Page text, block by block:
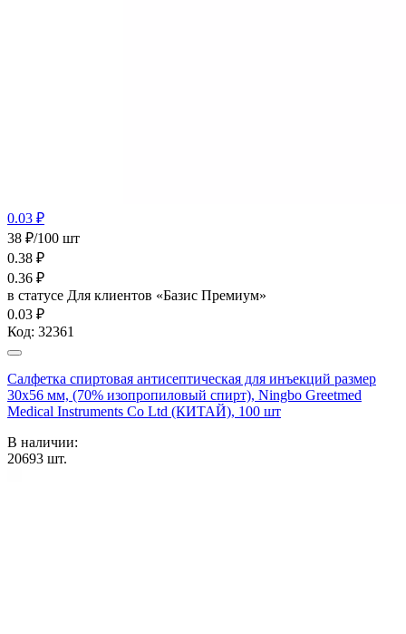
0.03 ₽
38 ₽/100 шт
0.38 ₽
0.36 ₽
в статусе Для клиентов «Базис Премиум»
0.03 ₽
Код: 32361
Салфетка спиртовая антисептическая для инъекций размер
30х56 мм, (70% изопропиловый спирт), Ningbo Greetmed
Medical Instruments Co Ltd (КИТАЙ), 100 шт
В наличии:
20693 шт.